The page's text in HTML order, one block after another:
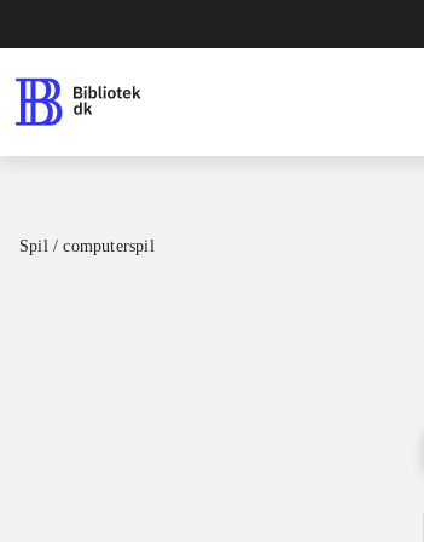
Spil / computerspil